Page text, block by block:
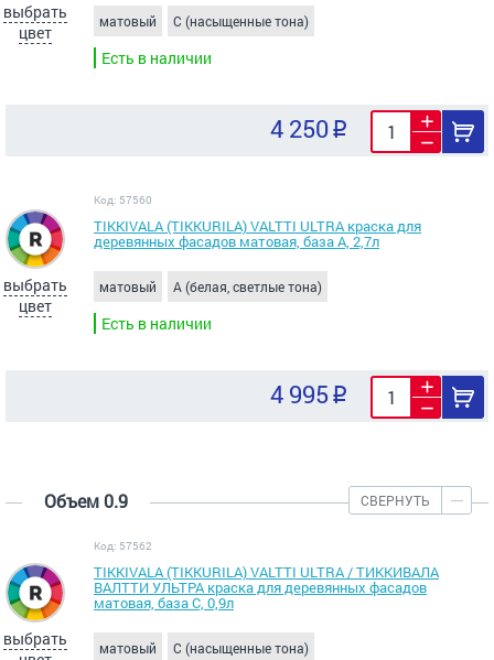
выбрать
цвет
матовый C (насыщенные тона)
Есть в наличии
4 250
выбрать
цвет
Код: 57560
TIKKIVALA (TIKKURILA) VALTTI ULTRA краска для
деревянных фасадов матовая, база A, 2,7л
матовый A (белая, светлые тона)
Есть в наличии
4 995
Объем 0.9 СВЕРНУТЬ
выбрать
Код: 57562
TIKKIVALA (TIKKURILA) VALTTI ULTRA / ТИККИВАЛА
ВАЛТТИ УЛЬТРА краска для деревянных фасадов
матовая, база C, 0,9л
матовый C (насыщенные тона)